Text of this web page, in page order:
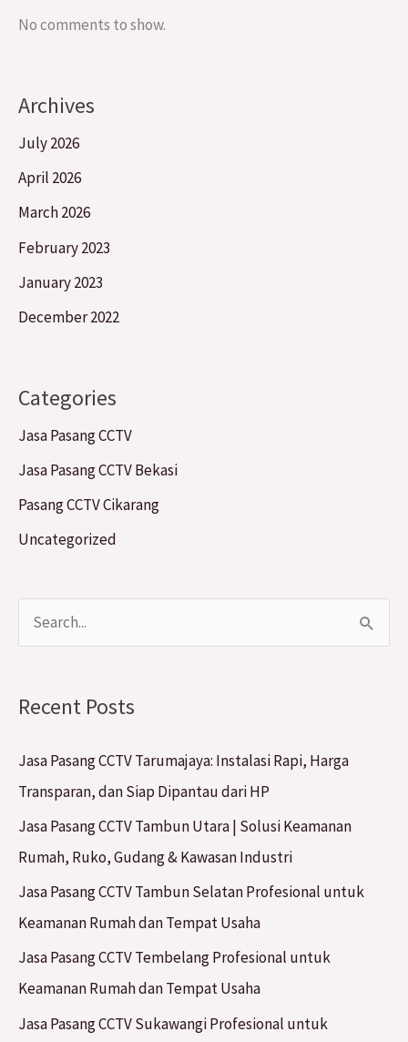
No comments to show.
Archives
July 2026
April 2026
March 2026
February 2023
January 2023
December 2022
Categories
Jasa Pasang CCTV
Jasa Pasang CCTV Bekasi
Pasang CCTV Cikarang
Uncategorized
r
c
h
Recent Posts
Jasa Pasang CCTV Tarumajaya: Instalasi Rapi, Harga
Transparan, dan Siap Dipantau dari HP
Jasa Pasang CCTV Tambun Utara | Solusi Keamanan
Rumah, Ruko, Gudang & Kawasan Industri
Jasa Pasang CCTV Tambun Selatan Profesional untuk
Keamanan Rumah dan Tempat Usaha
Jasa Pasang CCTV Tembelang Profesional untuk
Keamanan Rumah dan Tempat Usaha
Jasa Pasang CCTV Sukawangi Profesional untuk